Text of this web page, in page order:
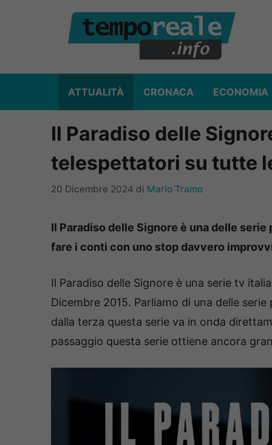
ATTUALITÀ CRONACA ECONOMIA
Il Paradiso delle
telespettatori su tutte
20 Dicembre 2024 di Mario Tramo
Il Paradiso delle Signore è una delle
fare i conti con uno stop davvero
Il Paradiso delle Signore è una serie tv
Dicembre 2015. Parliamo di una delle
dalla terza questa serie va in onda
passaggio questa serie ottiene ancora